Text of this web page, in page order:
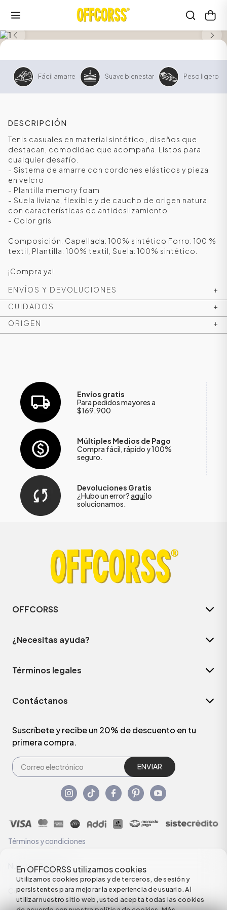
En OFFCORSS utilizamos cookies
Utilizamos cookies propias y de terceros, de sesión y
persistentes para mejorar la experiencia de usuario. Al
utilizar nuestro sitio web, usted acepta todas las cookies
Fácil amarre Suave bienestar Peso ligero
DESCRIPCIÓN
Tenis casuales en material sintético , diseños que
destacan, comodidad que acompaña. Listos para
cualquier desafío.
- Sistema de amarre con cordones elásticos y pieza
en velcro
- Plantilla memory foam
- Suela liviana, flexible y de caucho de origen natural
con características de antideslizamiento
- Color gris
Composición: Capellada: 100% sintético Forro: 100 %
textil, Plantilla: 100% textil, Suela: 100% sintético.
¡Compra ya!
ENVÍOS Y DEVOLUCIONES
+
CUIDADOS
+
ORIGEN
+
Envíos gratis
Para pedidos mayores a
$169.900
Múltiples Medios de Pago
Compra fácil, rápido y 100%
seguro.
Devoluciones Gratis
¿Hubo un error?aquílo
solucionamos.
OFFCORSS
¿Necesitas ayuda?
Términos legales
Contáctanos
Suscríbete y recibe un 20% de descuento en tu
primera compra.
ENVIAR
Términos y condiciones
Nuestras Políticas
Configuración de Cookies